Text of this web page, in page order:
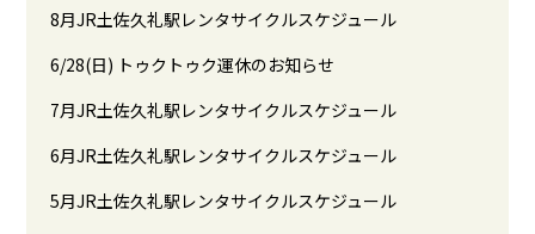
8月JR土佐久礼駅レンタサイクルスケジュール
6/28(日) トゥクトゥク運休のお知らせ
7月JR土佐久礼駅レンタサイクルスケジュール
6月JR土佐久礼駅レンタサイクルスケジュール
5月JR土佐久礼駅レンタサイクルスケジュール